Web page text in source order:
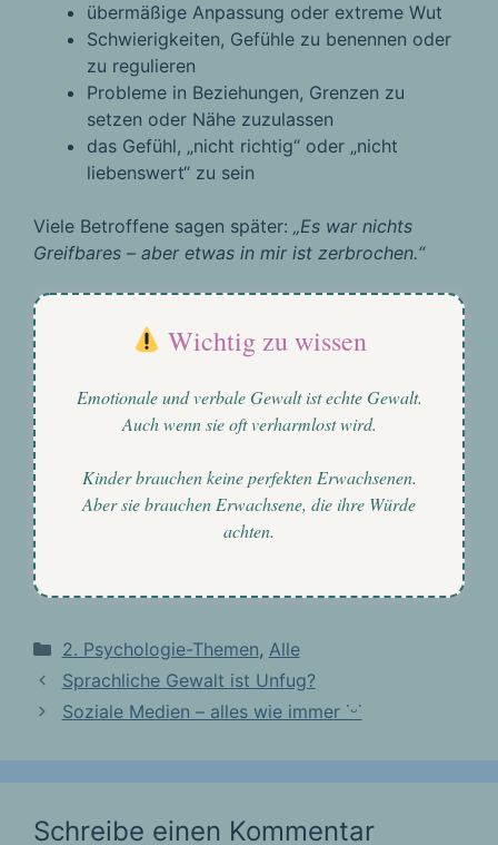
übermäßige Anpassung oder extreme Wut
Schwierigkeiten, Gefühle zu benennen oder
zu regulieren
Probleme in Beziehungen, Grenzen zu
setzen oder Nähe zuzulassen
das Gefühl, „nicht richtig“ oder „nicht
liebenswert“ zu sein
Viele Betroffene sagen später: „Es war nichts
Greifbares – aber etwas in mir ist zerbrochen.“
Wichtig zu wissen
Emotionale und verbale Gewalt ist echte Gewalt.
Auch wenn sie oft verharmlost wird.
Kinder brauchen keine perfekten Erwachsenen.
Aber sie brauchen Erwachsene, die ihre Würde
achten.
Kategorien
2. Psychologie-Themen, Alle
Sprachliche Gewalt ist Unfug?
Soziale Medien – alles wie immer ˙ᵕ˙
Schreibe einen Kommentar